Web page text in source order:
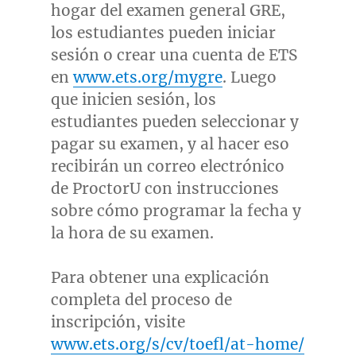
hogar del examen general GRE,
los estudiantes pueden iniciar
sesión o crear una cuenta de ETS
enwww.ets.org/mygre. Luego
que inicien sesión, los
estudiantes pueden seleccionar y
pagar su examen, y al hacer eso
recibirán un correo electrónico
de ProctorU con instrucciones
sobre cómo programar la fecha y
la hora de su examen.
Para obtener una explicación
completa del proceso de
inscripción, visite
www.ets.org/s/cv/toefl/at-home/